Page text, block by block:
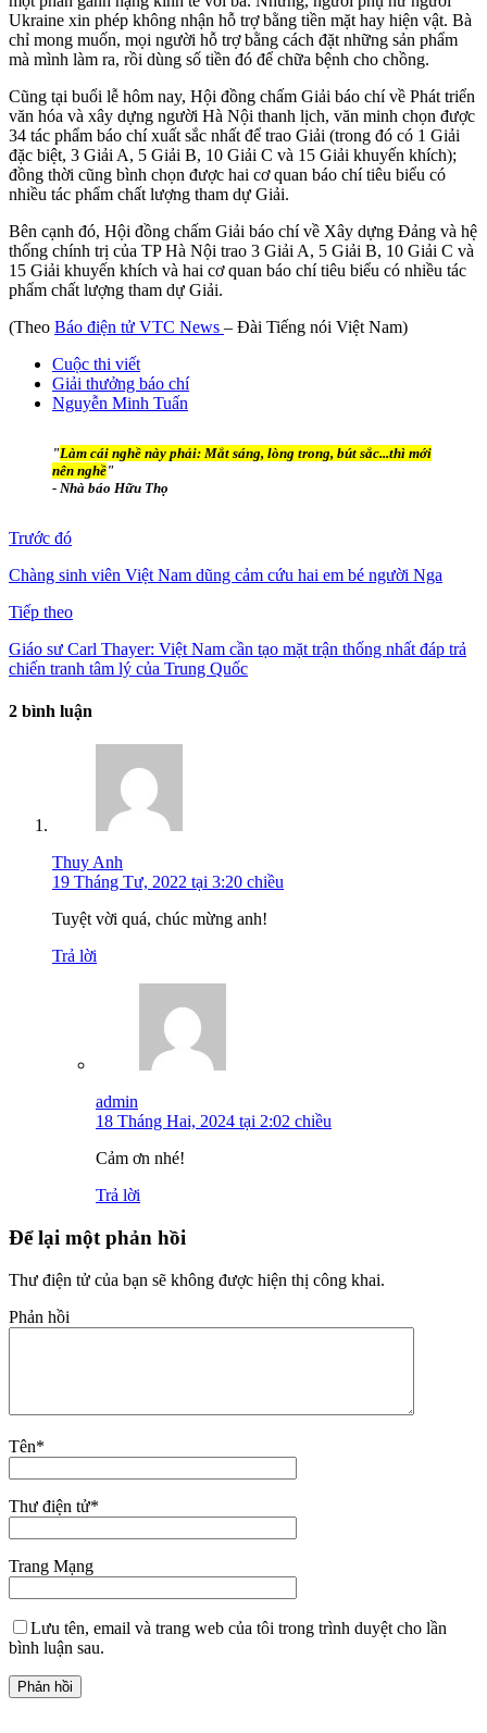
Ukraine xin phép không nhận hỗ trợ bằng tiền mặt hay hiện vật. Bà
chỉ mong muốn, mọi người hỗ trợ bằng cách đặt những sản phẩm
mà mình làm ra, rồi dùng số tiền đó để chữa bệnh cho chồng.
Cũng tại buổi lễ hôm nay, Hội đồng chấm Giải báo chí về Phát triển
văn hóa và xây dựng người Hà Nội thanh lịch, văn minh chọn được
34 tác phẩm báo chí xuất sắc nhất để trao Giải (trong đó có 1 Giải
đặc biệt, 3 Giải A, 5 Giải B, 10 Giải C và 15 Giải khuyến khích);
đồng thời cũng bình chọn được hai cơ quan báo chí tiêu biểu có
nhiều tác phẩm chất lượng tham dự Giải.
Bên cạnh đó, Hội đồng chấm Giải báo chí về Xây dựng Đảng và hệ
thống chính trị của TP Hà Nội trao 3 Giải A, 5 Giải B, 10 Giải C và
15 Giải khuyến khích và hai cơ quan báo chí tiêu biểu có nhiều tác
phẩm chất lượng tham dự Giải.
(Theo Báo điện tử VTC News – Đài Tiếng nói Việt Nam)
Cuộc thi viết
Giải thưởng báo chí
Nguyễn Minh Tuấn
"Làm cái nghề này phải: Mắt sáng, lòng trong, bút sắc...thì mới
nên nghề"
- Nhà báo Hữu Thọ
Trước đó
Chàng sinh viên Việt Nam dũng cảm cứu hai em bé người Nga
Tiếp theo
Giáo sư Carl Thayer: Việt Nam cần tạo mặt trận thống nhất đáp trả
chiến tranh tâm lý của Trung Quốc
2 bình luận
Thuy Anh
19 Tháng Tư, 2022 tại 3:20 chiều
Tuyệt vời quá, chúc mừng anh!
Trả lời
admin
18 Tháng Hai, 2024 tại 2:02 chiều
Cảm ơn nhé!
Trả lời
Để lại một phản hồi
Thư điện tử của bạn sẽ không được hiện thị công khai.
Phản hồi
Tên*
Thư điện tử*
Trang Mạng
Lưu tên, email và trang web của tôi trong trình duyệt cho lần
bình luận sau.